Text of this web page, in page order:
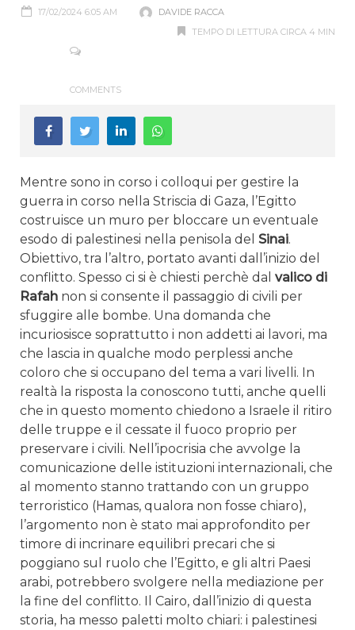
17/02/2024 6:05 AM
DAVIDE RACCA
TEMPO DI LETTURA CIRCA 4 MIN
COMMENTS
Mentre sono in corso i colloqui per gestire la
guerra in corso nella Striscia di Gaza, l’Egitto
costruisce un muro per bloccare un eventuale
esodo di palestinesi nella penisola del Sinai.
Obiettivo, tra l’altro, portato avanti dall’inizio del
conflitto. Spesso ci si è chiesti perchè dal valico di
Rafah non si consente il passaggio di civili per
sfuggire alle bombe. Una domanda che
incuriosisce soprattutto i non addetti ai lavori, ma
che lascia in qualche modo perplessi anche
coloro che si occupano del tema a vari livelli. In
realtà la risposta la conoscono tutti, anche quelli
che in questo momento chiedono a Israele il ritiro
delle truppe e il cessate il fuoco proprio per
preservare i civili. Nell’ipocrisia che avvolge la
comunicazione delle istituzioni internazionali, che
al momento stanno trattando con un gruppo
terroristico (Hamas, qualora non fosse chiaro),
l’argomento non è stato mai approfondito per
timore di incrinare equilibri precari che si
poggiano sul ruolo che l’Egitto, e gli altri Paesi
arabi, potrebbero svolgere nella mediazione per
la fine del conflitto. Il Cairo, dall’inizio di questa
storia, ha messo paletti molto chiari: i palestinesi